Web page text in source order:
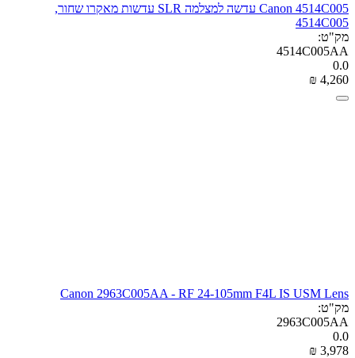
Canon 4514C005 עדשה למצלמה SLR עדשות מאקרו שחור,
4514C005
מק"ט:
4514C005AA
0.0
₪ 4,260
Canon 2963C005AA - RF 24-105mm F4L IS USM Lens
מק"ט:
2963C005AA
0.0
₪ 3,978